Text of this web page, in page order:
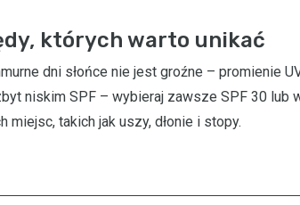
których warto unikać
dni słońce nie jest groźne – promienie
niskim SPF – wybieraj zawsze SPF 30 lub
miejsc, takich jak uszy, dłonie i stopy.